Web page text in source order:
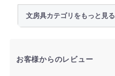
文房具カテゴリをもっと見る
お客様からのレビュー